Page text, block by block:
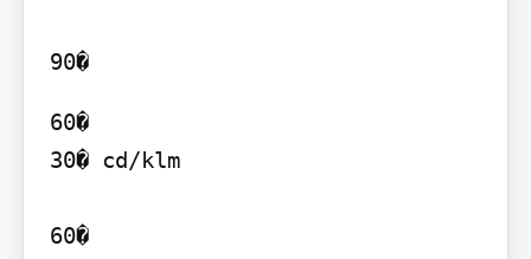
90�
60�
30� cd/klm
60�